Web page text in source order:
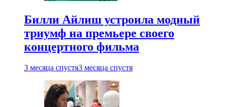
Билли Айлиш устроила модный
триумф на премьере своего
концертного фильма
3 месяца спустя3 месяца спустя